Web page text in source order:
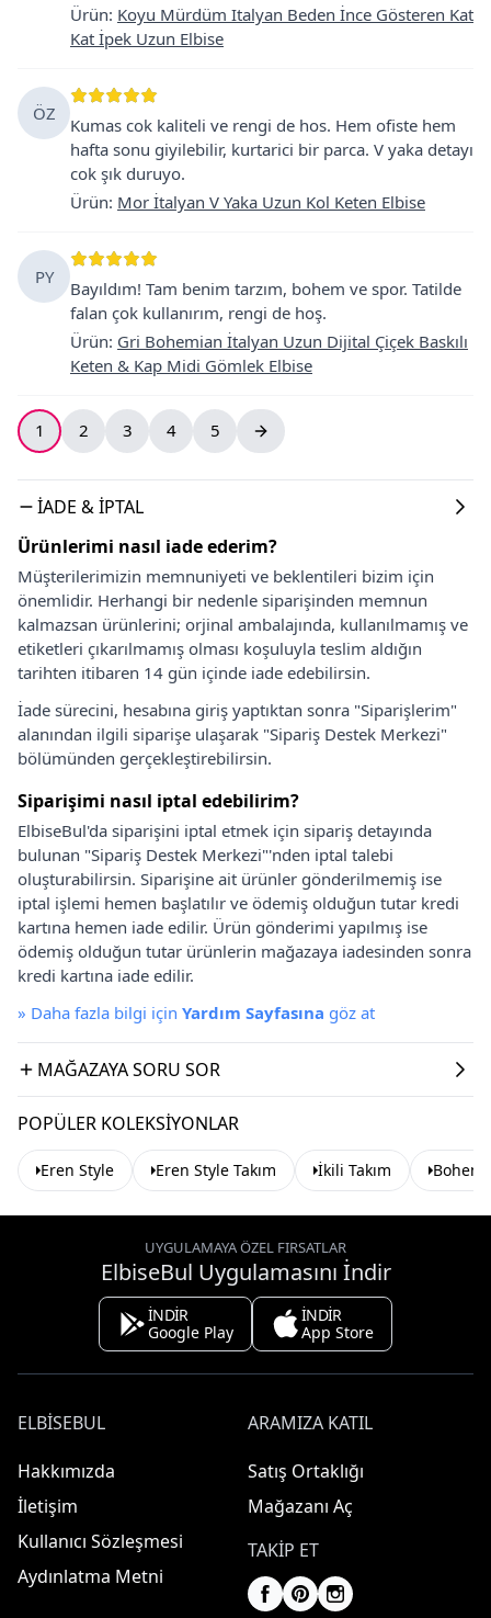
Ürün: Koyu Mürdüm Italyan Beden İnce Gösteren Kat
Kat İpek Uzun Elbise
ÖZ
Kumas cok kaliteli ve rengi de hos. Hem ofiste hem
hafta sonu giyilebilir, kurtarici bir parca. V yaka detayı
cok şık duruyo.
Ürün: Mor İtalyan V Yaka Uzun Kol Keten Elbise
PY
Bayıldım! Tam benim tarzım, bohem ve spor. Tatilde
falan çok kullanırım, rengi de hoş.
Ürün: Gri Bohemian İtalyan Uzun Dijital Çiçek Baskılı
Keten & Kap Midi Gömlek Elbise
1 2 3 4 5
İADE & İPTAL
Ürünlerimi nasıl iade ederim?
Müşterilerimizin memnuniyeti ve beklentileri bizim için
önemlidir. Herhangi bir nedenle siparişinden memnun
kalmazsan ürünlerini; orjinal ambalajında, kullanılmamış ve
etiketleri çıkarılmamış olması koşuluyla teslim aldığın
tarihten itibaren 14 gün içinde iade edebilirsin.
İade sürecini, hesabına giriş yaptıktan sonra "Siparişlerim"
alanından ilgili siparişe ulaşarak "Sipariş Destek Merkezi"
bölümünden gerçekleştirebilirsin.
Siparişimi nasıl iptal edebilirim?
ElbiseBul'da siparişini iptal etmek için sipariş detayında
bulunan "Sipariş Destek Merkezi"'nden iptal talebi
oluşturabilirsin. Siparişine ait ürünler gönderilmemiş ise
iptal işlemi hemen başlatılır ve ödemiş olduğun tutar kredi
kartına hemen iade edilir. Ürün gönderimi yapılmış ise
ödemiş olduğun tutar ürünlerin mağazaya iadesinden sonra
kredi kartına iade edilir.
» Daha fazla bilgi için Yardım Sayfasına göz at
MAĞAZAYA SORU SOR
POPÜLER KOLEKSIYONLAR
Eren Style Eren Style Takım İkili Takım Bohem
UYGULAMAYA ÖZEL FIRSATLAR
ElbiseBul Uygulamasını İndir
İNDİR
Google Play
İNDİR
App Store
ELBISEBUL
Hakkımızda
İletişim
Kullanıcı Sözleşmesi
Aydınlatma Metni
ARAMIZA KATIL
Satış Ortaklığı
Mağazanı Aç
TAKIP ET